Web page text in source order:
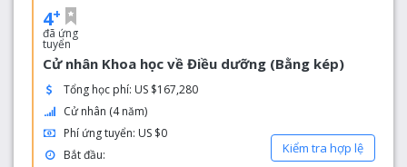
4+
đã ứng
tuyển
Cử nhân Khoa học về Điều dưỡng (Bằng kép)
Tổng học phí: US $167,280
Cử nhân (4 năm)
Phí ứng tuyển: US $0
Bắt đầu:
Kiểm tra hợp lệ